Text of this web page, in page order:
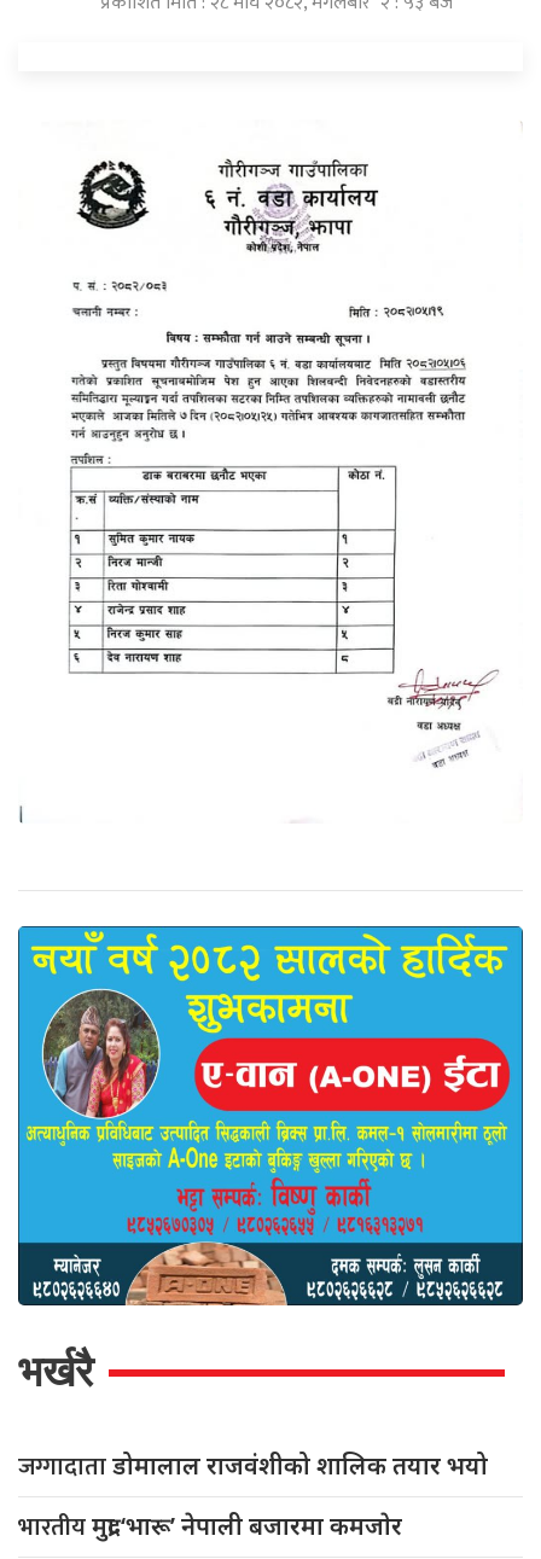
भर्खरै
जग्गादाताडोमालाल राजवंशीको शालिक तयार भयो
भारतीयमुद्रा ‘भारू’ नेपाली बजारमा कमजाेर